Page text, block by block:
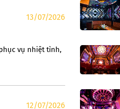
13/07/2026
vụ nhiệt tình,
12/07/2026